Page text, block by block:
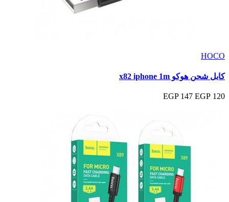
HOCO
كابل شحن هوكو x82 iphone 1m
120 EGP
147 EGP